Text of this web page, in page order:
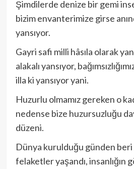
Şimdilerde denize bir gemi
bizim envanterimize girse
yansıyor.
Gayri safi milli hâsıla olarak
alakalı yansıyor,
illa ki yansıyor yani.
Huzurlu olmamız gereken o
nedense bize huzursuzluğu
düzeni.
Dünya kurulduğu günden beri
felaketler yaşandı, insanlığın